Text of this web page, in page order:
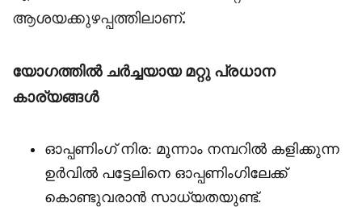
ആശയക്കുഴപ്പത്തിലാണ്.
യോഗത്തിൽ ചർച്ചയായ മറ്റു പ്രധാന
കാര്യങ്ങൾ
ഓപ്പണിംഗ് നിര: മൂന്നാം നമ്പറിൽ കളിക്കുന്ന
ഉർവിൽ പട്ടേലിനെ ഓപ്പണിംഗിലേക്ക്
കൊണ്ടുവരാൻ സാധ്യതയുണ്ട്.